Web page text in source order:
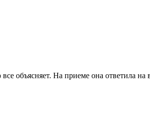
объясняет. На приеме она ответила